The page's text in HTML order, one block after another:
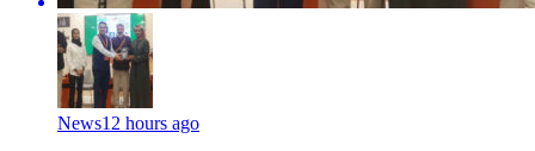
News12 hours ago